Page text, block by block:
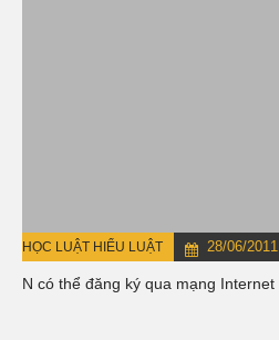
HỌC LUẬT HIỂU LUẬT 28/06/2011
DN có thể đăng ký qua mạng Internet